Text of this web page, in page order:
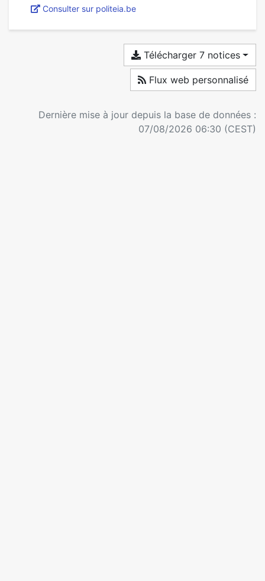
Consulter sur politeia.be
Télécharger 7 notices
Flux web personnalisé
Dernière mise à jour depuis la base de données :
07/08/2026 06:30 (CEST)